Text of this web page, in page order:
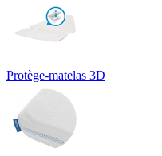
Protège-matelas 3D